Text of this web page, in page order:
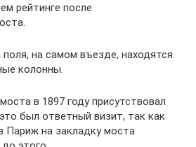
рейтинге после
на самом въезде, находятся
колонны.
в 1897 году присутствовал
был ответный визит, так как
Париж на закладку моста